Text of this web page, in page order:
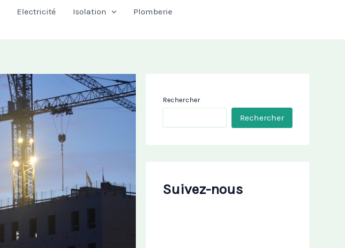
Electricité Isolation
Plomberie
Rechercher
Rechercher
Suivez-nous